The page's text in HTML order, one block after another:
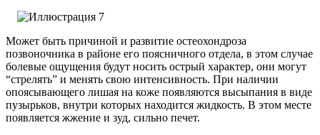
Может быть причиной и развитие остеохондроза
позвоночника в районе его поясничного отдела, в этом случае
болевые ощущения будут носить острый характер, они могут
“стрелять” и менять свою интенсивность. При наличии
опоясывающего лишая на коже появляются высыпания в виде
пузырьков, внутри которых находится жидкость. В этом месте
появляется жжение и зуд, сильно печет.